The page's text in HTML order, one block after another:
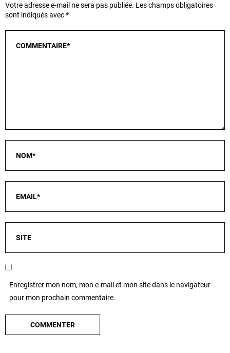
Votre adresse e-mail ne sera pas publiée. Les champs obligatoires
sont indiqués avec*
Enregistrer mon nom, mon e-mail et mon site dans le navigateur
pour mon prochain commentaire.